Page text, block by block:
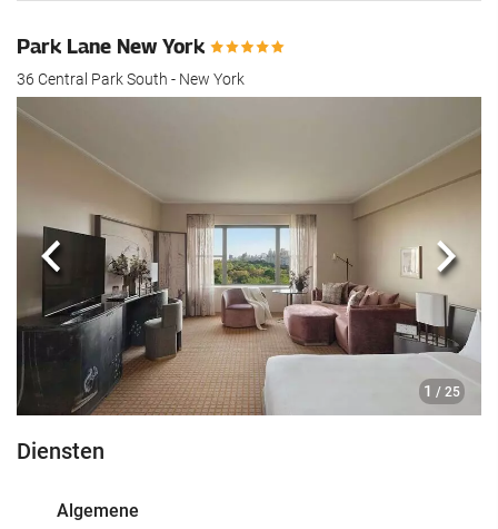
Park Lane New York
36 Central Park South - New York
1 / 25
Vorige
Diensten
Algemene